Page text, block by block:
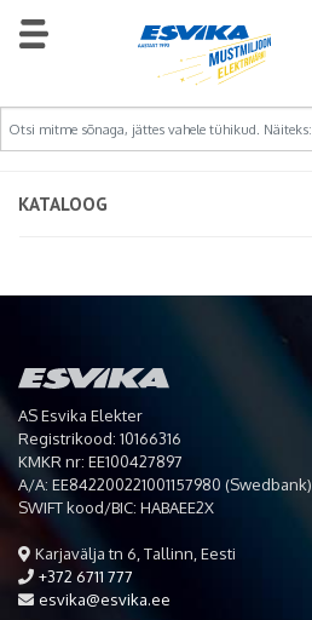
KATALOOG
AS Esvika Elekter
Registrikood: 10166316
KMKR nr: EE100427897
A/A: EE842200221001157980 (Swedbank)
SWIFT kood/BIC: HABAEE2X
Karjavälja tn 6, Tallinn, Eesti
+372 6711 777
esvika@esvika.ee